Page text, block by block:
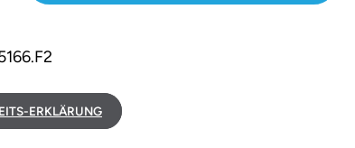
ERKLÄRUNG